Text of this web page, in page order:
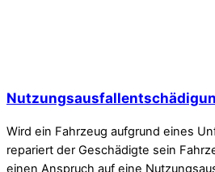
Wird ein Fahrzeug aufgrund eines
repariert der Geschädigte sein
einen Anspruch auf eine